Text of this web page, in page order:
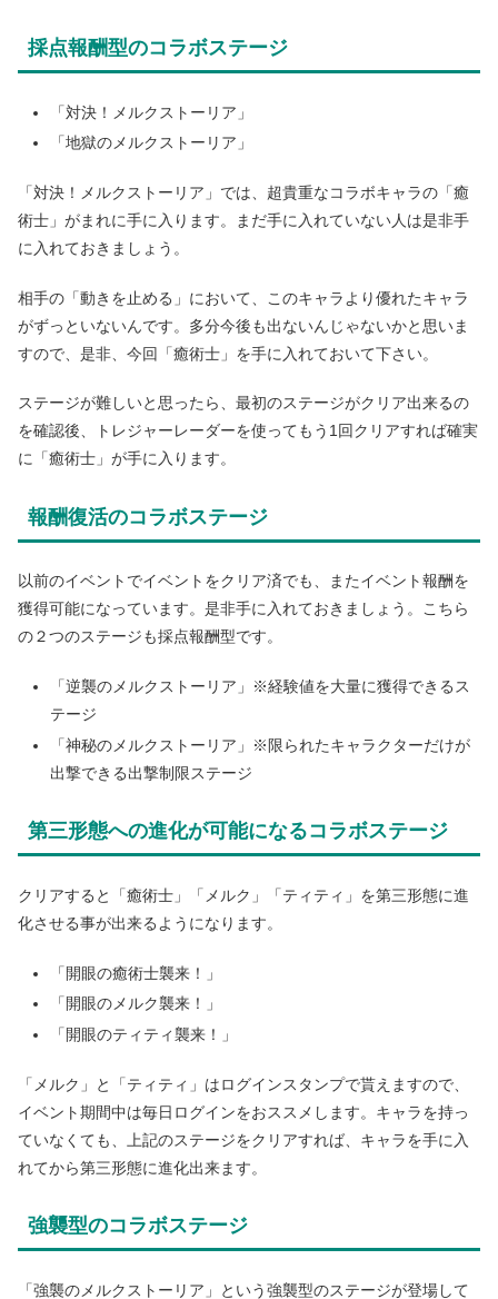
採点報酬型のコラボステージ
「対決！メルクストーリア」
「地獄のメルクストーリア」
「対決！メルクストーリア」では、超貴重なコラボキャラの「癒
術士」がまれに手に入ります。まだ手に入れていない人は是非手
に入れておきましょう。
相手の「動きを止める」において、このキャラより優れたキャラ
がずっといないんです。多分今後も出ないんじゃないかと思いま
すので、是非、今回「癒術士」を手に入れておいて下さい。
ステージが難しいと思ったら、最初のステージがクリア出来るの
を確認後、トレジャーレーダーを使ってもう1回クリアすれば確実
に「癒術士」が手に入ります。
報酬復活のコラボステージ
以前のイベントでイベントをクリア済でも、またイベント報酬を
獲得可能になっています。是非手に入れておきましょう。こちら
の２つのステージも採点報酬型です。
「逆襲のメルクストーリア」※経験値を大量に獲得できるス
テージ
「神秘のメルクストーリア」※限られたキャラクターだけが
出撃できる出撃制限ステージ
第三形態への進化が可能になるコラボステージ
クリアすると「癒術士」「メルク」「ティティ」を第三形態に進
化させる事が出来るようになります。
「開眼の癒術士襲来！」
「開眼のメルク襲来！」
「開眼のティティ襲来！」
「メルク」と「ティティ」はログインスタンプで貰えますので、
イベント期間中は毎日ログインをおススメします。キャラを持っ
ていなくても、上記のステージをクリアすれば、キャラを手に入
れてから第三形態に進化出来ます。
強襲型のコラボステージ
「強襲のメルクストーリア」という強襲型のステージが登場して